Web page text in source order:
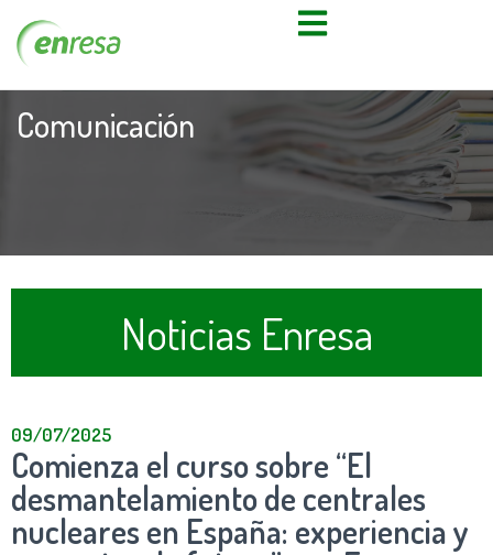
Comunicación
Noticias Enresa
09/07/2025
Comienza el curso sobre “El
desmantelamiento de centrales
nucleares en España: experiencia y